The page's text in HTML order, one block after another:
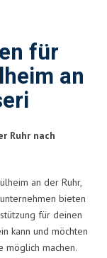
für
an
Ruhr nach
an der Ruhr,
bieten
für deinen
kann und möchten
möglich machen.